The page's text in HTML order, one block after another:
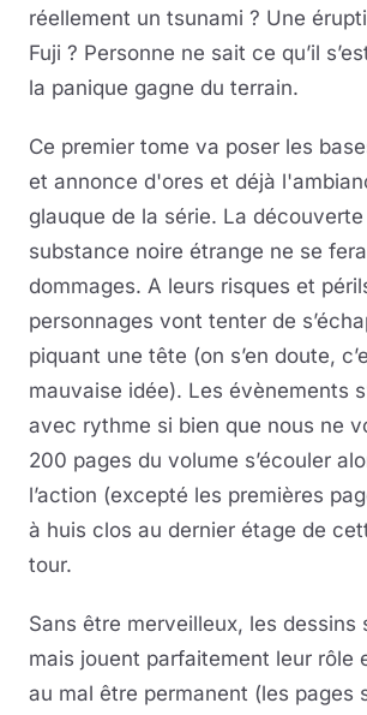
réellement un tsunami ? Une
Fuji ? Personne ne sait ce qu’il
la panique gagne du terrain.
Ce premier tome va poser les
et annonce d'ores et déjà
glauque de la série. La
substance noire étrange ne se
dommages. A leurs risques et
personnages vont tenter de
piquant une tête (on s’en doute,
mauvaise idée). Les évènements
avec rythme si bien que nous ne
200 pages du volume s’écouler
l’action (excepté les premières
à huis clos au dernier étage de
tour.
Sans être merveilleux, les dessins
mais jouent parfaitement leur rôle
au mal être permanent (les pages